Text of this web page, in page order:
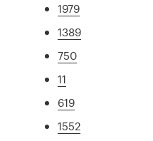
1979
1389
750
11
619
1552